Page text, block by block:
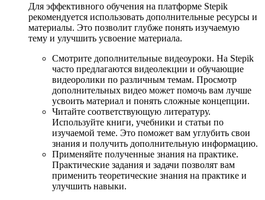
Для эффективного обучения на платформе Stepik
рекомендуется использовать дополнительные ресурсы и
материалы. Это позволит глубже понять изучаемую
тему и улучшить усвоение материала.
Смотрите дополнительные видеоуроки. На Stepik
часто предлагаются видеолекции и обучающие
видеоролики по различным темам. Просмотр
дополнительных видео может помочь вам лучше
усвоить материал и понять сложные концепции.
Читайте соответствующую литературу.
Используйте книги, учебники и статьи по
изучаемой теме. Это поможет вам углубить свои
знания и получить дополнительную информацию.
Применяйте полученные знания на практике.
Практические задания и задачи позволят вам
применить теоретические знания на практике и
улучшить навыки.